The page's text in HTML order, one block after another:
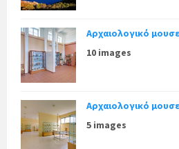
Αρχαιολογικό
10 images
Αρχαιολογικό
5 images